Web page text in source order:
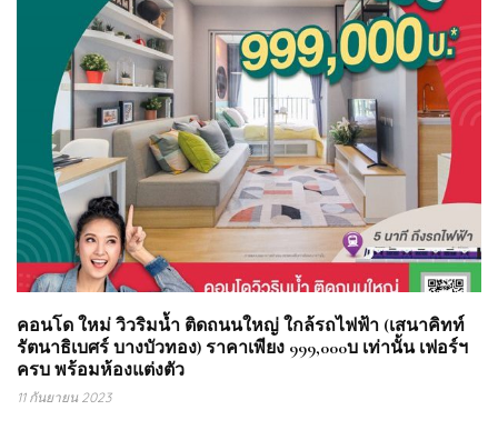
คอนโด ใหม่ วิวริมน้ำ ติดถนนใหญ่ ใกล้รถไฟฟ้า (เสนาคิทท์
รัตนาธิเบศร์ บางบัวทอง) ราคาเพียง 999,000บ เท่านั้น เฟอร์ฯ
ครบ พร้อมห้องแต่งตัว
11 กันยายน 2023